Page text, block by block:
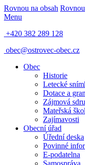
Rovnou na obsah
Menu
+420 382 289 128
obec@ostrovec-obec.cz
Obec
Historie
Letecké
Dotace a
Zájmová
Mateřská
Zajímavosti
Obecní úřad
Úřední deska
Povinné
E-podatelna
Samospráva